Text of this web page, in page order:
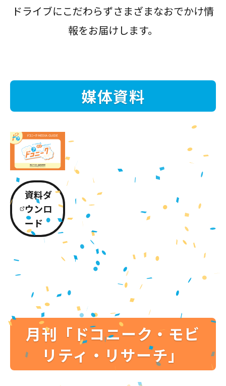
ドライブにこだわらずさまざまなおでかけ情
報をお届けします。
媒体資料
資料ダ
ウンロ
ード
月刊「ドコニーク・モビ
リティ・リサーチ」